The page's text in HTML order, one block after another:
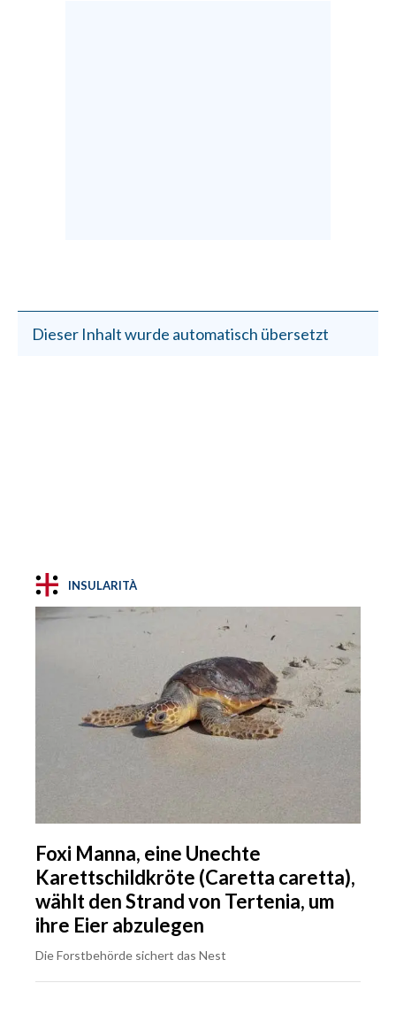
Dieser Inhalt wurde automatisch übersetzt
INSULARITÀ
Foxi Manna, eine Unechte
Karettschildkröte (Caretta caretta),
wählt den Strand von Tertenia, um
ihre Eier abzulegen
Die Forstbehörde sichert das Nest